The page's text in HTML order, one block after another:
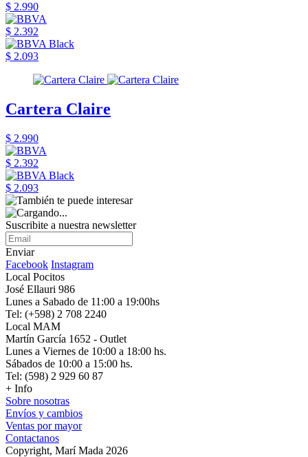
$ 2.990
$ 2.392
$ 2.093
Cartera Claire
$ 2.990
$ 2.392
$ 2.093
Suscribite a nuestra newsletter
Enviar
Facebook Instagram
Local Pocitos
José Ellauri 986
Lunes a Sabado de 11:00 a 19:00hs
Tel: (+598) 2 708 2240
Local MAM
Martín García 1652 - Outlet
Lunes a Viernes de 10:00 a 18:00 hs.
Sábados de 10:00 a 15:00 hs.
Tel: (598) 2 929 60 87
+ Info
Sobre nosotras
Envíos y cambios
Ventas por mayor
Contactanos
Copyright, Marí Mada 2026